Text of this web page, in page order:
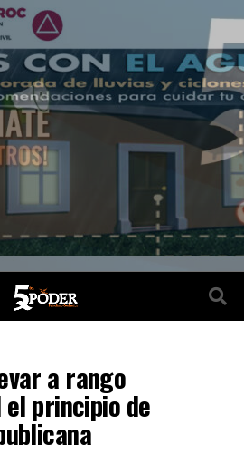
a rango
principio de